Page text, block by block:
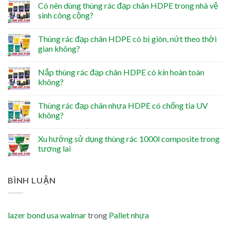
Có nên dùng thùng rác đạp chân HDPE trong nhà vệ
sinh công cộng?
Thùng rác đạp chân HDPE có bị giòn, nứt theo thời
gian không?
Nắp thùng rác đạp chân HDPE có kín hoàn toàn
không?
Thùng rác đạp chân nhựa HDPE có chống tia UV
không?
Xu hướng sử dụng thùng rác 1000l composite trong
tương lai
BÌNH LUẬN
lazer bond usa walmartrong Pallet nhựa